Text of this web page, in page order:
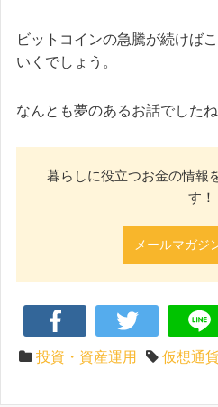
ビットコインの急騰が続けば
いくでしょう。
なんとも夢のあるお話でしたね
暮らしに役立つお金の情報
す！
メールマガジ
投資・資産運用 仮想通